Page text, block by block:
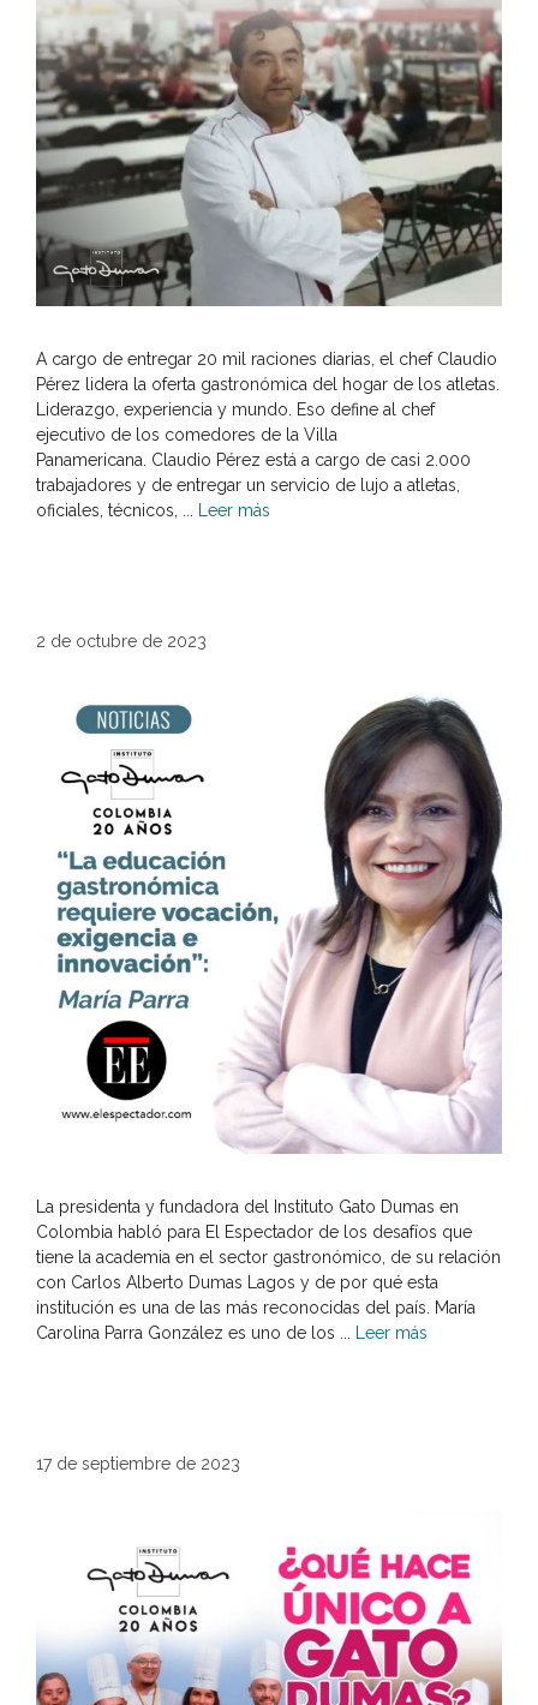
A cargo de entregar 20 mil raciones diarias, el chef Claudio
Pérez lidera la oferta gastronómica del hogar de los atletas.
Liderazgo, experiencia y mundo. Eso define al chef
ejecutivo de los comedores de la Villa
Panamericana. Claudio Pérez está a cargo de casi 2.000
trabajadores y de entregar un servicio de lujo a atletas,
oficiales, técnicos, ... Leer más
2 de octubre de 2023
La presidenta y fundadora del Instituto Gato Dumas en
Colombia habló para El Espectador de los desafíos que
tiene la academia en el sector gastronómico, de su relación
con Carlos Alberto Dumas Lagos y de por qué esta
institución es una de las más reconocidas del país. María
Carolina Parra González es uno de los ... Leer más
17 de septiembre de 2023